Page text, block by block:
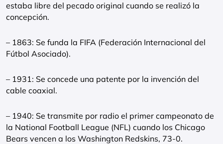
estaba libre del pecado original cuando se realizó la
concepción.
– 1863: Se funda la FIFA (Federación Internacional del
Fútbol Asociado).
– 1931: Se concede una patente por la invención del
cable coaxial.
– 1940: Se transmite por radio el primer campeonato de
la National Football League (NFL) cuando los Chicago
Bears vencen a los Washington Redskins, 73-0.